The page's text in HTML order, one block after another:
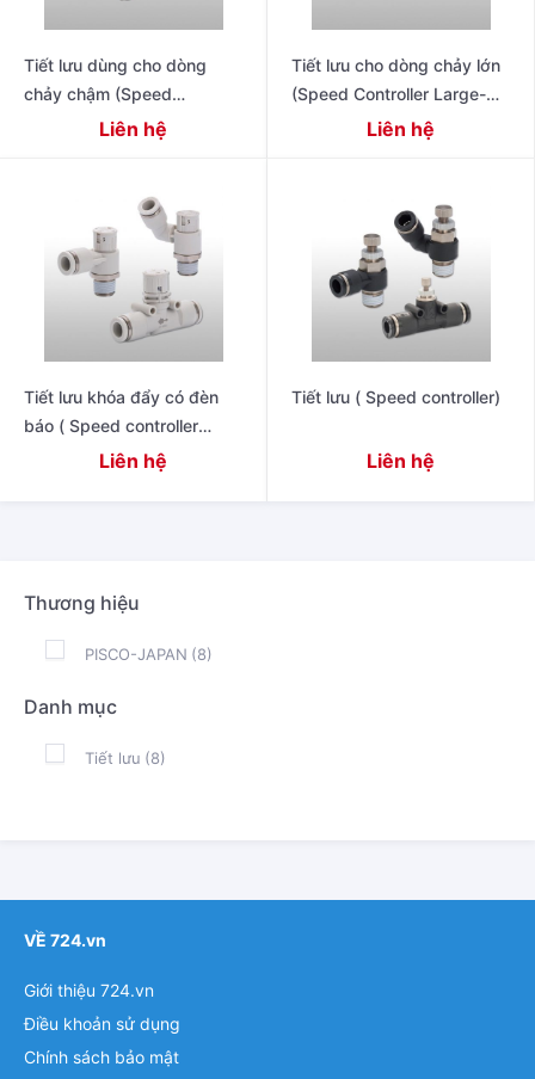
Tiết lưu dùng cho dòng
chảy chậm (Speed
Controller Slow Flow-rate
Liên hệ
Tiết lưu cho dòng chảy lớn
(Speed Controller Large-
Flow type)Liên hệ
Tiết lưu khóa đẩy có đèn
báo ( Speed controller
Push-lock type with
Liên hệ
Tiết lưu ( Speed controller)
Liên hệ
Thương hiệu
PISCO-JAPAN (8)
Danh mục
Tiết lưu (8)
VỀ 724.vn
Giới thiệu 724.vn
Điều khoản sử dụng
Chính sách bảo mật